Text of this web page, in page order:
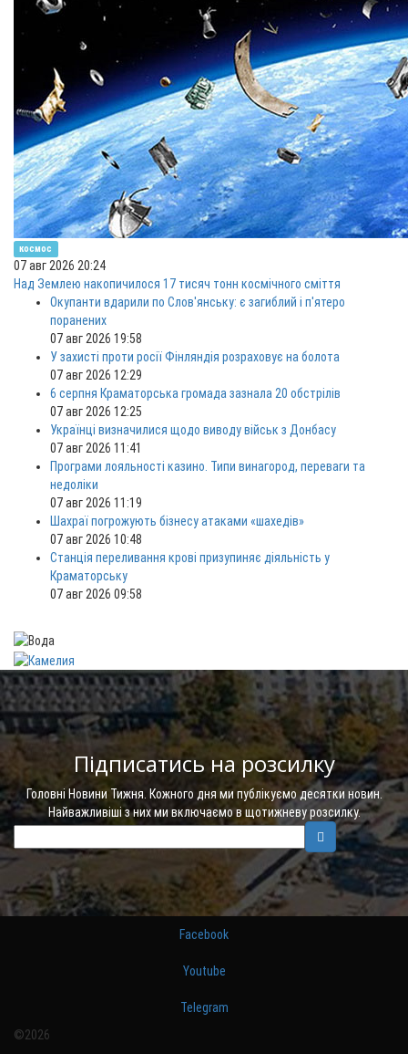
космос
07 авг 2026 20:24
Над Землею накопичилося 17 тисяч тонн космічного сміття
Окупанти вдарили по Слов'янську: є загиблий і п'ятеро
поранених
07 авг 2026 19:58
У захисті проти росії Фінляндія розраховує на болота
07 авг 2026 12:29
6 серпня Краматорська громада зазнала 20 обстрілів
07 авг 2026 12:25
Українці визначилися щодо виводу військ з Донбасу
07 авг 2026 11:41
Програми лояльності казино. Типи винагород, переваги та
недоліки
07 авг 2026 11:19
Шахраї погрожують бізнесу атаками «шахедів»
07 авг 2026 10:48
Станція переливання крові призупиняє діяльність у
Краматорську
07 авг 2026 09:58
Підписатись на розсилку
Головні Новини Тижня. Кожного дня ми публікуємо десятки новин.
Найважливіші з них ми включаємо в щотижневу розсилку.
Facebook
Youtube
Telegram
©2026